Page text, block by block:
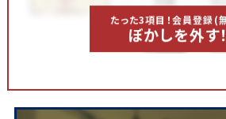
たった3項目！会員登録(
ぼかしを外す！